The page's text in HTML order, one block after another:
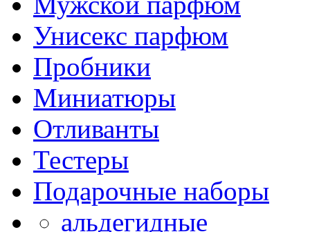
Унисекс парфюм
Пробники
Миниатюры
Отливанты
Тестеры
Подарочные наборы
альдегидные